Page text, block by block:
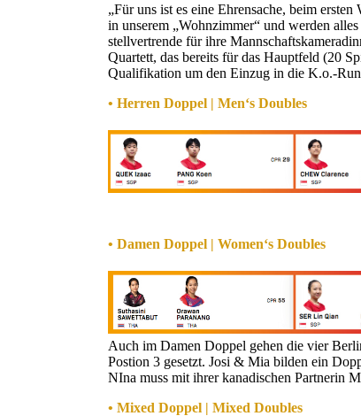
„Für uns ist es eine Ehrensache, beim
in unserem „Wohnzimmer“ und werden
stellvertrende für ihre
Quartett, das bereits für das Hauptfeld (20
Qualifikation um den Einzug in die K.o.-
• Herren Doppel | Men‘s Doubles
• Damen Doppel | Women‘s Doubles
Auch im Damen Doppel gehen die vier
Postion 3 gesetzt. Josi & Mia bilden ein
NIna muss mit ihrer kanadischen Partnerin
• Mixed Doppel | Mixed Doubles